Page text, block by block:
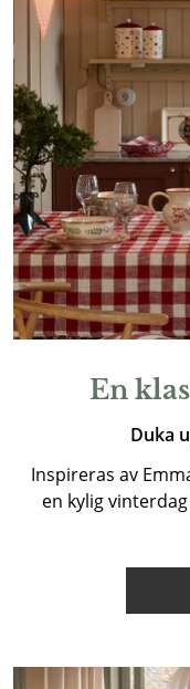
En
Duka
Inspireras av
en kylig